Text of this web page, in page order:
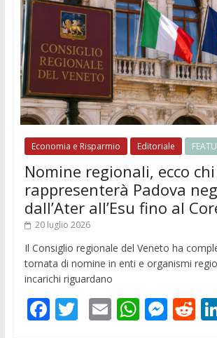
Economia e Risparmio Editoriale
Nomine regionali, ecco chi
rappresenterà Padova
dall’Ater all’Esu fino al
20 luglio 2026
Il Consiglio regionale del Veneto ha
tornata di nomine in enti e organismi
incarichi riguardano
F T E W M R